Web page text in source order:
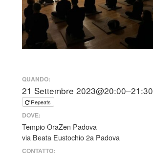
QUANDO:
21 Settembre 2023@20:00–21:30
Repeats
DOVE:
Tempio OraZen Padova
via Beata Eustochio 2a Padova
CONTATTO: